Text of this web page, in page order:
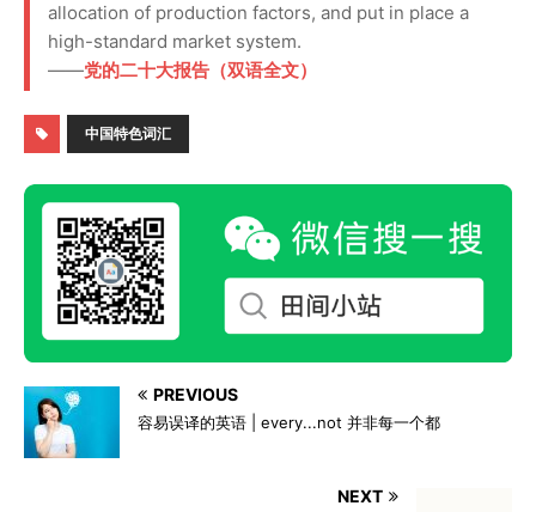
allocation of production factors, and put in place a
high-standard market system.
——党的二十大报告（双语全文）
中国特色词汇
PREVIOUS
容易误译的英语 | every...not 并非每一个都
NEXT